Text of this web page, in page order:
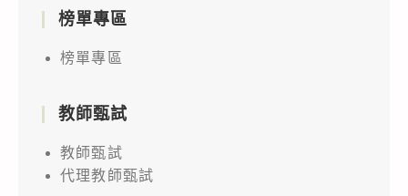
榜單專區
榜單專區
教師甄試
教師甄試
代理教師甄試